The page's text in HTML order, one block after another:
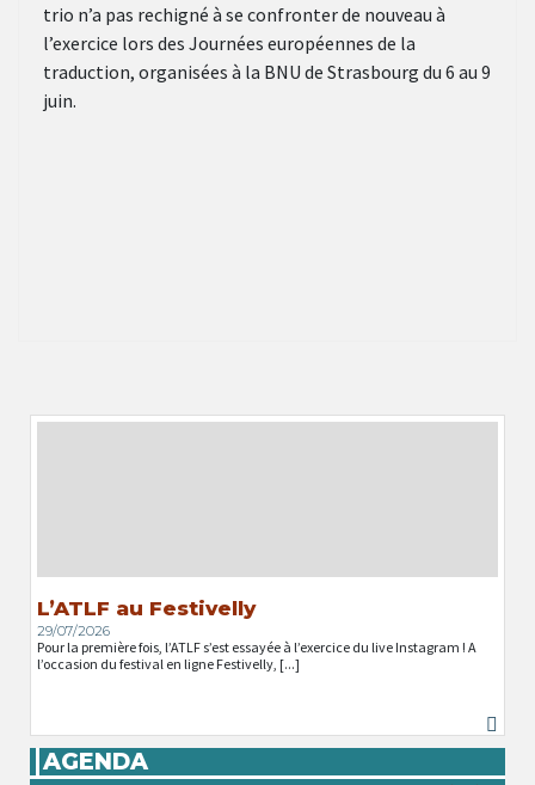
trio n’a pas rechigné à se confronter de nouveau à
l’exercice lors des Journées européennes de la
traduction, organisées à la BNU de Strasbourg du 6 au 9
juin.
L’ATLF au Festivelly
29/07/2026
Pour la première fois, l’ATLF s’est essayée à l’exercice du live Instagram ! A
l’occasion du festival en ligne Festivelly, [...]
AGENDA